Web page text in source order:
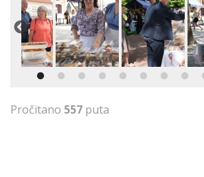
Pročitano 557 puta